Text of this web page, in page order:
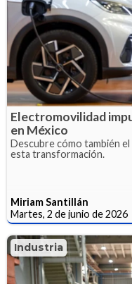
Electromovilidad
en México
Descubre cómo también
esta transformación.
Miriam Santillán
Martes, 2 de junio de 2026
Industria